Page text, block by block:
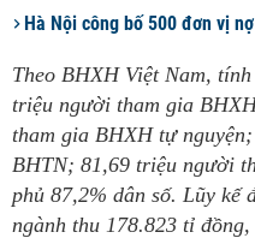
Hà Nội công bố 500 đơn vị
Theo BHXH Việt Nam,
triệu người tham gia
tham gia BHXH tự
BHTN; 81,69 triệu người
phủ 87,2% dân số. Lũy kế
ngành thu 178.823 tỉ